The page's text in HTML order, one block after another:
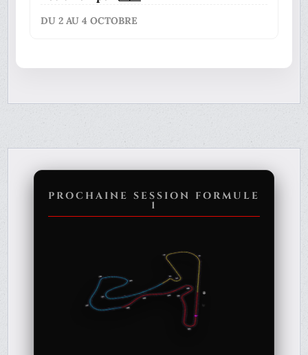
DU 2 AU 4 OCTOBRE
PROCHAINE SESSION FORMULE
1